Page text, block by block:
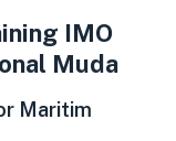
IMO
Muda
Maritim